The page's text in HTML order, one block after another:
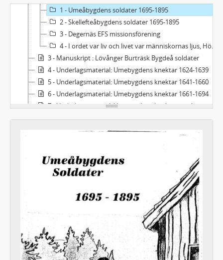
1 - Umeåbygdens soldater 1695-1895
2 - Skellefteåbygdens soldater 1695-1895
3 - Degernäs EFS missionsförening
4 - I ordet var liv och livet var människornas ljus, Hössjö bönhus 60-årsjubileum
3 - Manuskript : Lövånger Burträsk Bygdeå soldater
4 - Underlagsmaterial: Umebygdens knektar 1624-1639
5 - Underlagsmaterial: Umebygdens knektar 1641-1660
6 - Underlagsmaterial: Umebygdens knektar 1661-1694
7 - Underlagsmaterial: Umebygdens knektar och lantbrukare 1613-1717, diverse Hössjö 1717-1852